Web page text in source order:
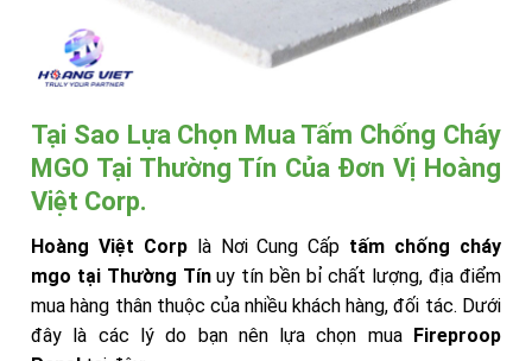
Tại Sao Lựa Chọn Mua Tấm Chống Cháy
MGO Tại Thường Tín Của Đơn Vị Hoàng
Việt Corp.
Hoàng Việt Corplà Nơi Cung Cấp tấm chống cháy
mgo tại Thường Tínuy tín bền bỉ chất lượng, địa điểm
mua hàng thân thuộc của nhiều khách hàng, đối tác. Dưới
đây là các lý do bạn nên lựa chọn mua Fireproop